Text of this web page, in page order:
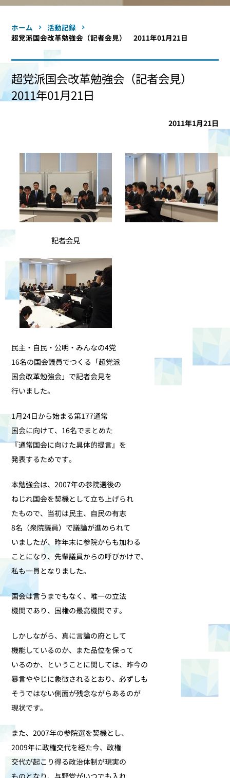
ホーム
活動記録
超党派国会改革勉強会（記者会見） 2011年01月21日
超党派国会改革勉強会（記者会見）
2011年01月21日
2011年1月21日
記者会見
民主・自民・公明・みんなの4党
16名の国会議員でつくる「超党派
国会改革勉強会」で記者会見を
行いました。
1月24日から始まる第177通常
国会に向けて、16名でまとめた
『通常国会に向けた具体的提言』を
発表するためです。
本勉強会は、2007年の参院選後の
ねじれ国会を契機として立ち上げられ
たもので、当初は民主、自民の有志
8名（衆院議員）で議論が進められて
いましたが、昨年末に参院からも加わる
ことになり、先輩議員からの呼びかけで、
私も一員となりました。
国会は言うまでもなく、唯一の立法
機関であり、国権の最高機関です。
しかしながら、真に言論の府として
機能しているのか、また品位を保って
いるのか、ということに関しては、昨今の
暴言ややじに象徴されるとおり、必ずしも
そうではない側面が残念ながらあるのが
現状です。
また、2007年の参院選を契機とし、
2009年に政権交代を経た今、政権
交代が起こり得る政治体制が現実の